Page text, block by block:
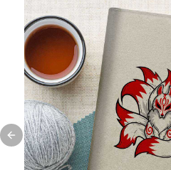
Previous slide